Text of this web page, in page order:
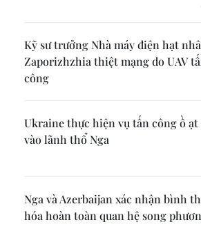
Kỹ sư trưởng Nhà máy điện hạt
Zaporizhzhia thiệt mạng do UAV
công
Ukraine thực hiện vụ tấn công ồ
vào lãnh thổ Nga
Nga và Azerbaijan xác nhận bình
hóa hoàn toàn quan hệ song